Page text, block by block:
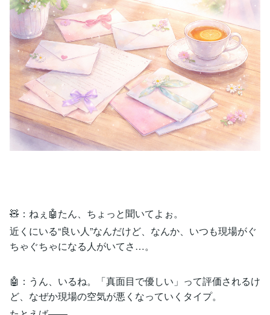
🧸：ねぇ🤖たん、ちょっと聞いてよぉ。
近くにいる“良い人”なんだけど、なんか、いつも現場がぐ
ちゃぐちゃになる人がいてさ…。
🤖：うん、いるね。「真面目で優しい」って評価されるけ
ど、なぜか現場の空気が悪くなっていくタイプ。